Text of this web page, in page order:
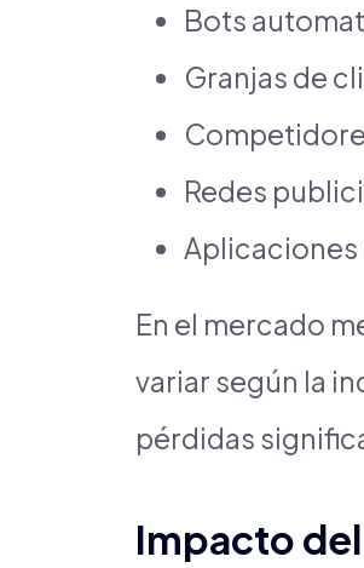
Bots
Granjas de
Redes
En el mercado
variar según la
pérdidas
Impacto